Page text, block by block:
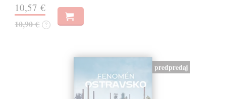
10,57 €
10,90 € ?
predpredaj